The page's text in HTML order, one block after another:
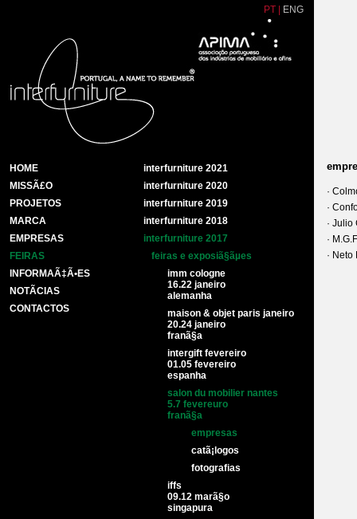
PT ENG
HOME
MISSÃ£O
PROJETOS
MARCA
EMPRESAS
FEIRAS
INFORMAÃ‡Ã•ES
NOTÃ­CIAS
CONTACTOS
interfurniture 2021
interfurniture 2020
interfurniture 2019
interfurniture 2018
interfurniture 2017
feiras e exposiã§ãµes
imm cologne
16.22 janeiro
alemanha
maison & objet paris janeiro
20.24 janeiro
franã§a
intergift fevereiro
01.05 fevereiro
espanha
salon du mobilier nantes
5.7 fevereuro
franã§a
empresas
catã¡logos
fotografias
iffs
09.12 marã§o
singapura
·
·
·
·
·